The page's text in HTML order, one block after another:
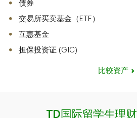
债券
交易所买卖基金（ETF）
互惠基金
担保投资证 (GIC)
比较资产
TD国际留学生理